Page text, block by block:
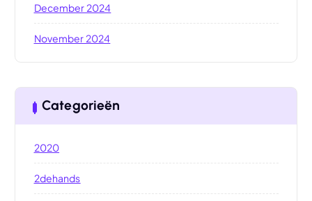
December 2024
November 2024
Categorieën
2020
2dehands